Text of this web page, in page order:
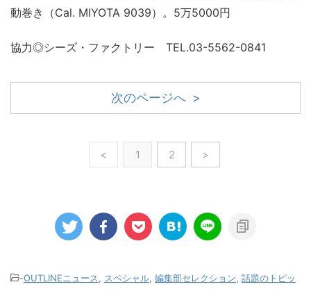
動巻き（Cal. MIYOTA 9039）。5万5000円
協力◎シーズ・ファクトリー TEL.03-5562-0841
次のページへ >
< 1 2 >
-OUTLINEニュース スペシャル 編集部セレクション 話題のトピッ